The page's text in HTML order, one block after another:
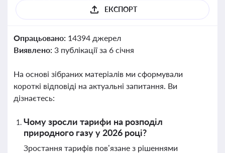
ЕКСПОРТ
Опрацьовано: 14394 джерел
Виявлено: 3 публікації за 6 січня
На основі зібраних матеріалів ми сформували
короткі відповіді на актуальні запитання. Ви
дізнаєтесь:
Чому зросли тарифи на розподіл
природного газу у 2026 році?
Зростання тарифів пов’язане з рішеннями